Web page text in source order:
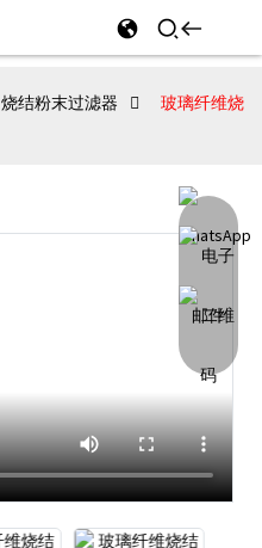
烧结粉末过滤器
玻璃纤维烧